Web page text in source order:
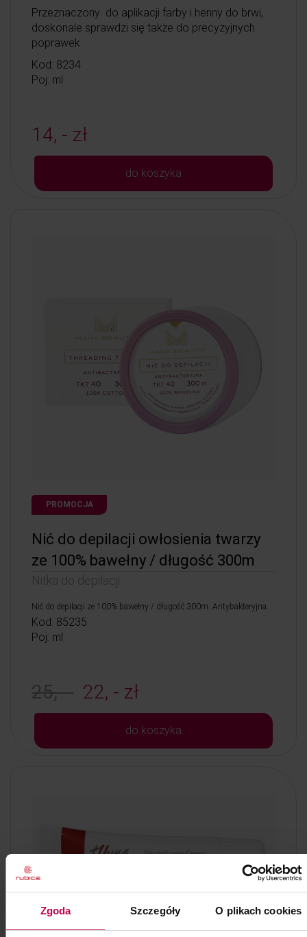
Zgoda Szczegóły O plikach cookies
Przeznaczony do aplikacji farby i henny do brwi,
doskonale sprawdzi się także do precyzyjnych
poprawek.
Kod: 8234
Poj: ml
14, - zł
do koszyka
PROMOCJA
Nić do depilacji owłosienia twarzy
ze 100% bawełny / długość 300m
Nitka do depilacji
Nić do depilacji ze 100% bawełny / długość 300m. Antybakteryjna.
Kod: 85235
Poj: ml
25, - 22, - zł
do koszyka